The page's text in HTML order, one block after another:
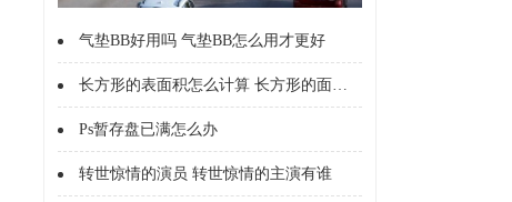
气垫BB好用吗 气垫BB怎么用才更好
长方形的表面积怎么计算 长方形的面积怎么计算的
Ps暂存盘已满怎么办
转世惊情的演员 转世惊情的主演有谁